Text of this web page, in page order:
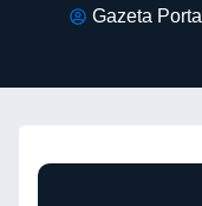
Gazeta Portal